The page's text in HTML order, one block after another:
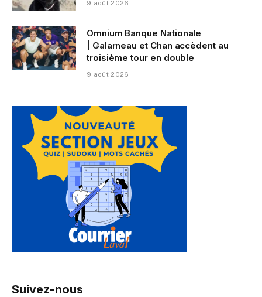
9 août 2026
Omnium Banque Nationale
| Galarneau et Chan accèdent au
troisième tour en double
9 août 2026
Suivez-nous